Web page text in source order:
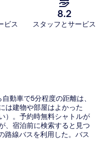
ビス
8.2
スタッフとサービス
動車で5分程度の距離は、
は建物や部屋はよかった
）。予約時無料シャトルが
、宿泊前に検索すると見つ
路線バスを利用した。バス
思っていたが、予約はでき
った。しかし、5時前にチ